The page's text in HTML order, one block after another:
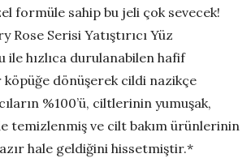
formüle sahip bu jeli çok sevecek!
Rose Serisi Yatıştırıcı Yüz
ile hızlıca durulanabilen hafif
köpüğe dönüşerek cildi nazikçe
%100’ü, ciltlerinin yumuşak,
temizlenmiş ve cilt bakım ürünlerinin
hale geldiğini hissetmiştir.*